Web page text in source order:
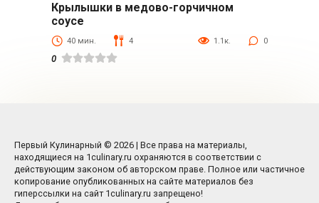
Крылышки в медово-горчичном
соусе
40 мин. 4 1.1к. 0
0
Первый Кулинарный © 2026 | Все права на материалы,
находящиеся на 1culinary.ru охраняются в соответствии с
действующим законом об авторском праве. Полное или частичное
копирование опубликованных на сайте материалов без
гиперссылки на сайт 1culinary.ru запрещено!